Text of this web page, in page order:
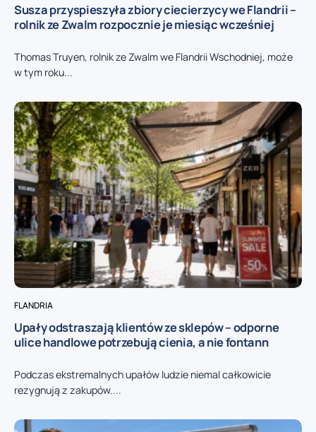
Susza przyspieszyła zbiory ciecierzycy we Flandrii –
rolnik ze Zwalm rozpocznie je miesiąc wcześniej
Thomas Truyen, rolnik ze Zwalm we Flandrii Wschodniej, może
w tym roku...
FLANDRIA
Upały odstraszają klientów ze sklepów – odporne
ulice handlowe potrzebują cienia, a nie fontann
Podczas ekstremalnych upałów ludzie niemal całkowicie
rezygnują z zakupów....